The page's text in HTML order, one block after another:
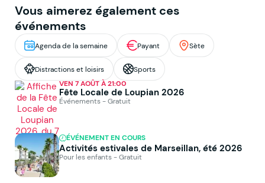
Vous aimerez également ces
événements
Agenda de la semaine Payant Sète
Distractions et loisirs Sports
VEN 7 AOÛT À 21:00
Fête Locale de Loupian 2026
Événements - Gratuit
ÉVÉNEMENT EN COURS
Activités estivales de Marseillan, été 2026
Pour les enfants - Gratuit